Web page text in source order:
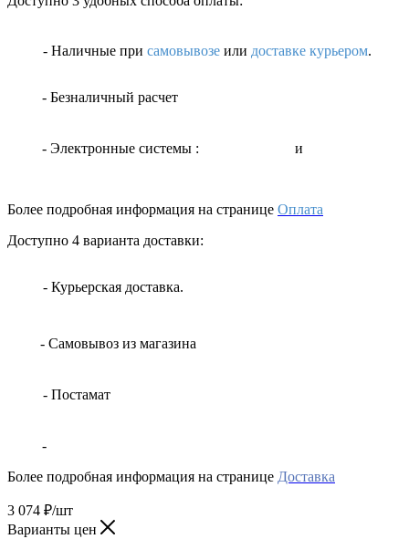
- Наличные при самовывозе или доставке курьером.
- Безналичный расчет
- Электронные системы : и
Более подробная информация на странице Оплата
Доступно 4 варианта доставки:
- Курьерская доставка.
- Самовывоз из магазина
- Постамат
-
Более подробная информация на странице Доставка
3 074 ₽/шт
Варианты цен